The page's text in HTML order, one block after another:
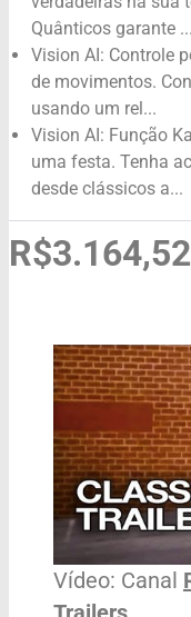
Quânticos garante ...
Vision AI: Controle
de movimentos.
usando um rel...
Vision AI: Função
uma festa. Tenha
desde clássicos a...
R$3.164,52
Vídeo: Canal